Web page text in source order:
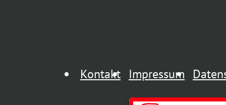
Kontakt Impressum